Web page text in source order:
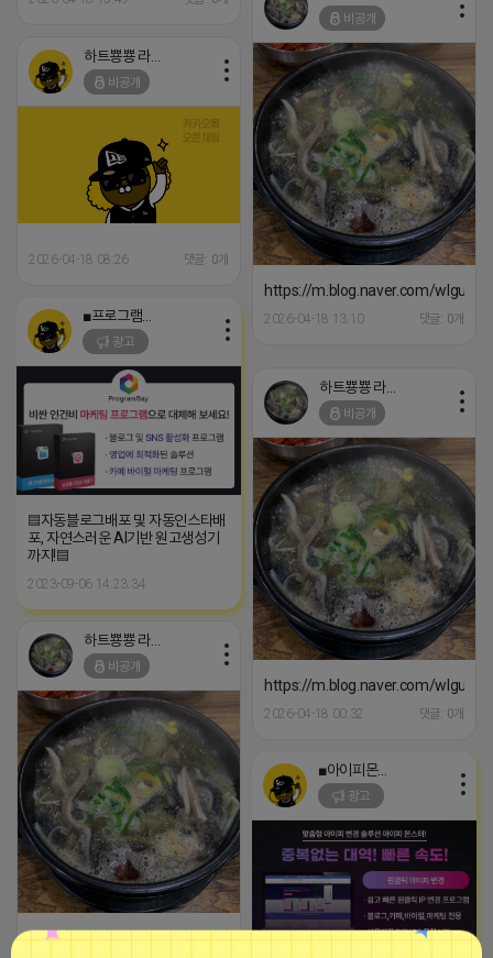
비공개
https://m.blog.naver.com/
2026-04-18 13:10 댓글: 0개
하트뿅뿅 라이언
비공개
2026-04-18 08:26 댓글: 0개
광고
▤자동블로그배포 및 자동인스타배
포, 자연스러운 AI기반 원고생성기
까지!▤
2023-09-06 14:23:34
하트뿅뿅 라이언
비공개
https://m.blog.naver.com/
2026-04-18 00:32 댓글: 0개
하트뿅뿅 라이언
비공개
https://m.blog.naver.com/wlgus1647/224253846149
■아이피몬스터■
광고